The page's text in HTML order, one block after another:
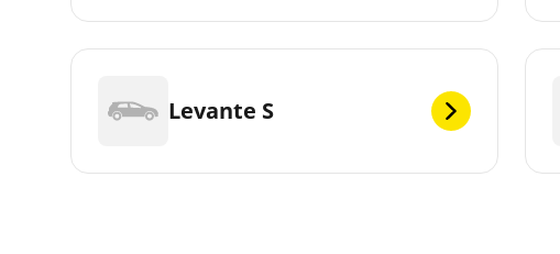
Levante S